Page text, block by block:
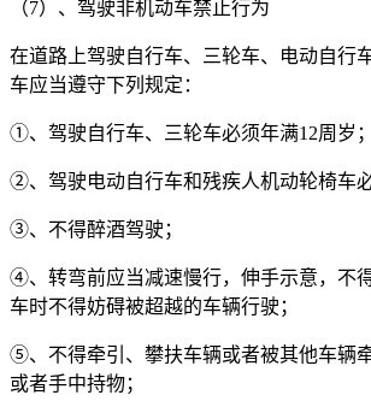
（7）、驾驶非机动车禁止行为
在道路上驾驶自行车、三轮车、电动自行
车应当遵守下列规定：
①、驾驶自行车、三轮车必须年满12周岁；
②、驾驶电动自行车和残疾人机动轮椅车必
③、不得醉酒驾驶；
④、转弯前应当减速慢行，伸手示意，不
车时不得妨碍被超越的车辆行驶；
⑤、不得牵引、攀扶车辆或者被其他车辆
或者手中持物；